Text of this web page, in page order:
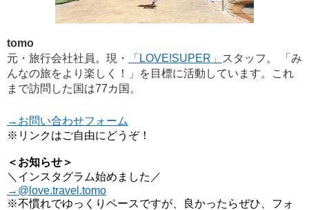
tomo
元・旅行会社社員。現・
「LOVE!SUPER」
スタッフ。 「み
んなの旅をより楽しく！」を目標に活動しています。これ
まで訪問した国は77カ国。
→お問い合わせフォーム
※リンクはご自由にどうぞ！
＜お知らせ＞
＼インスタグラム始めました／
→@love.travel.tomo
※不慣れでゆっくりペースですが、良かったらぜひ、フォ